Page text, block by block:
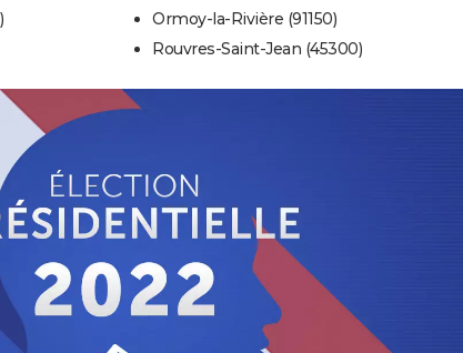
Ormoy-la-Rivière (91150)
Rouvres-Saint-Jean (45300)